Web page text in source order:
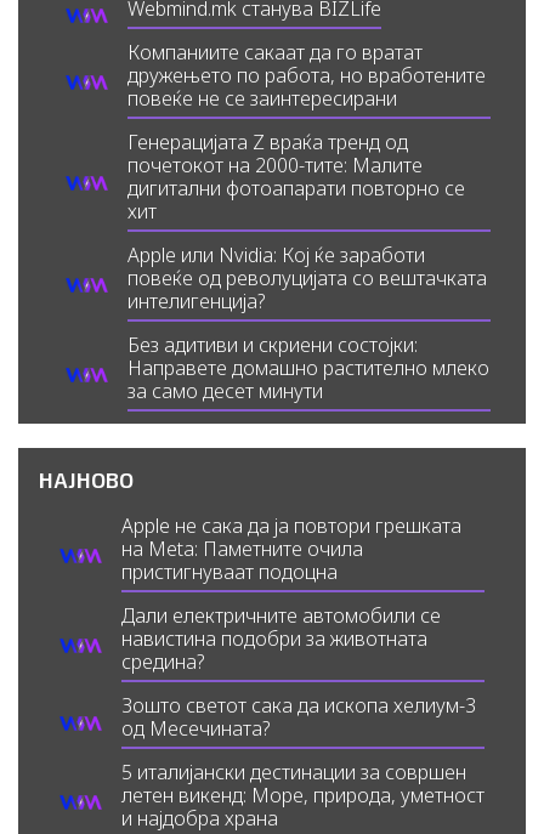
Webmind.mk станува BIZLife
Компаниите сакаат да го вратат
дружењето по работа, но вработените
повеќе не се заинтересирани
Генерацијата Z враќа тренд од
почетокот на 2000-тите: Малите
дигитални фотоапарати повторно се
хит
Apple или Nvidia: Кој ќе заработи
повеќе од револуцијата со вештачката
интелигенција?
Без адитиви и скриени состојки:
Направете домашно растително млеко
за само десет минути
НАЈНОВО
Apple не сака да ја повтори грешката
на Meta: Паметните очила
пристигнуваат подоцна
Дали електричните автомобили се
навистина подобри за животната
средина?
Зошто светот сака да ископа хелиум-3
од Месечината?
5 италијански дестинации за совршен
летен викенд: Море, природа, уметност
и најдобра храна